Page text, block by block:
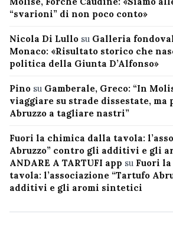
“svarioni” di non poco conto»
Nicola Di Lullo su Galleria
Monaco: «Risultato storico che
politica della Giunta D’Alfonso»
Pino su Gamberale, Greco: “In
viaggiare su strade dissestate, ma
Abruzzo a tagliare nastri”
Fuori la chimica dalla tavola:
Abruzzo” contro gli additivi e gli
ANDARE A TARTUFI app su Fuori
tavola: l’associazione “Tartufo
additivi e gli aromi sintetici